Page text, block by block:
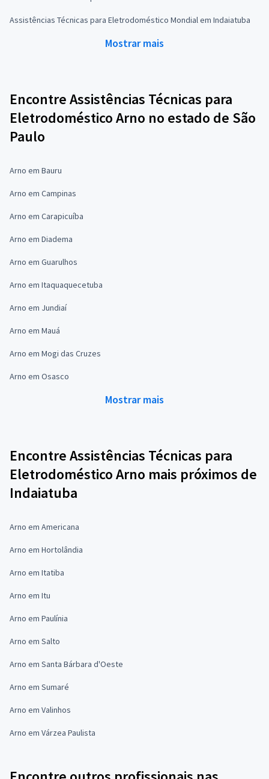
Assistências Técnicas para Eletrodoméstico Mondial em Indaiatuba
Mostrar mais
Encontre Assistências Técnicas para
Eletrodoméstico Arno no estado de São
Paulo
Arno em Bauru
Arno em Campinas
Arno em Carapicuíba
Arno em Diadema
Arno em Guarulhos
Arno em Itaquaquecetuba
Arno em Jundiaí
Arno em Mauá
Arno em Mogi das Cruzes
Arno em Osasco
Mostrar mais
Encontre Assistências Técnicas para
Eletrodoméstico Arno mais próximos de
Indaiatuba
Arno em Americana
Arno em Hortolândia
Arno em Itatiba
Arno em Itu
Arno em Paulínia
Arno em Salto
Arno em Santa Bárbara d'Oeste
Arno em Sumaré
Arno em Valinhos
Arno em Várzea Paulista